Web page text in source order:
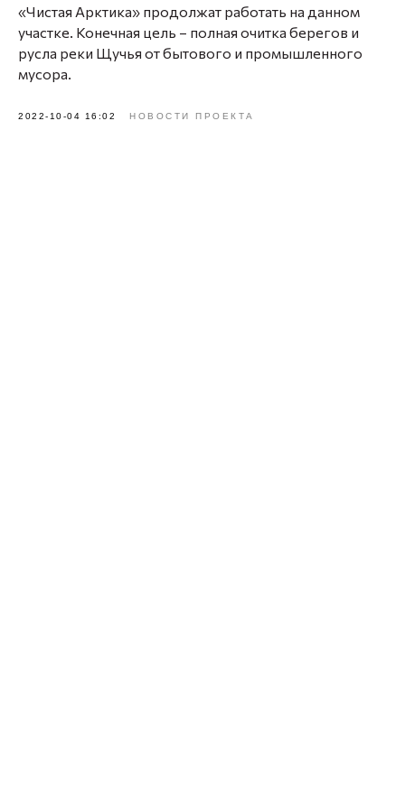
«Чистая Арктика» продолжат работать на данном
участке. Конечная цель – полная очитка берегов и
русла реки Щучья от бытового и промышленного
мусора.
2022-10-04 16:02 НОВОСТИ ПРОЕКТА